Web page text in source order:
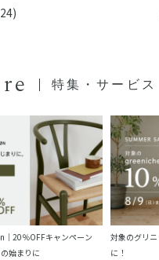
特集・サービス
｜20％OFFキャンペーン
始まりに
対象のグリ
に！